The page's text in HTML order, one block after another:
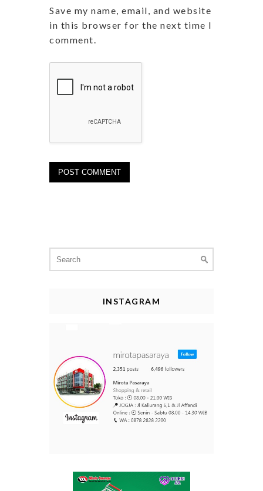
Save my name, email, and website
in this browser for the next time I
comment.
for:
INSTAGRAM